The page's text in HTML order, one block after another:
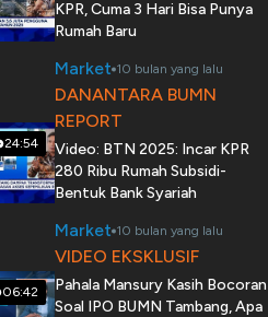
KPR, Cuma 3 Hari Bisa Punya
Rumah Baru
Market 10 bulan yang lalu
24:54
DANANTARA BUMN
REPORT
Video: BTN 2025: Incar KPR
280 Ribu Rumah Subsidi-
Bentuk Bank Syariah
Market 10 bulan yang lalu
06:42
VIDEO EKSKLUSIF
Pahala Mansury Kasih Bocoran
Soal IPO BUMN Tambang, Apa